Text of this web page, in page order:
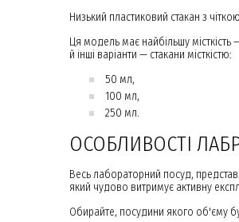
Низький пластиковий стакан з
Ця модель має найбільшу
й інші варіанти — стакани місткістю:
50 мл,
100 мл,
250 мл.
ОСОБЛИВОСТІ
Весь лабораторний посуд,
який чудово витримує активну
Обирайте, посудини якого об'єму